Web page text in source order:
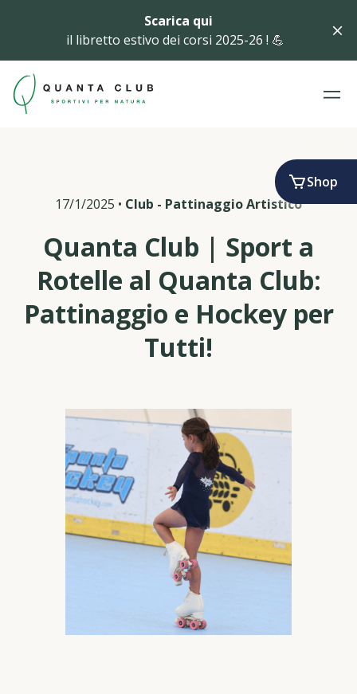
Scarica qui
il libretto estivo dei corsi 2025-26 ! 💪
Shop
17/1/2025 • Club - Pattinaggio Artistico
Quanta Club | Sport a
Rotelle al Quanta Club:
Pattinaggio e Hockey per
Tutti!